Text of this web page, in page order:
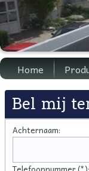
Home
Bel mij
Achternaam: